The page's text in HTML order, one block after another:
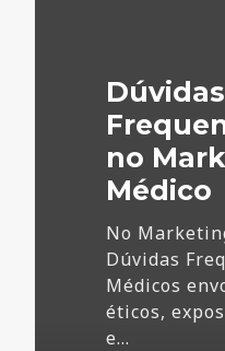
Dúvidas
no
Médico
No
Dúvidas
Médicos
éticos,
e…